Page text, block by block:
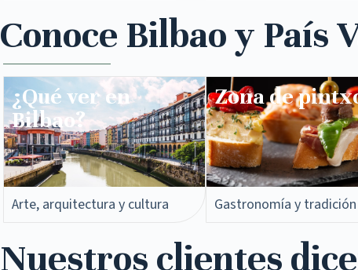
Conoce Bilbao y País
¿Qué ver en
Bilbao?
Arte, arquitectura y cultura
Zona de
Gastronomía y
Nuestros clientes